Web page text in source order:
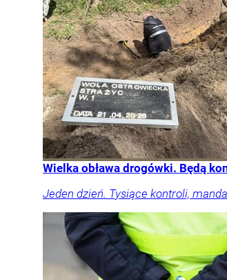
Wielka obława drogówki. Będą
Jeden dzień. Tysiące kontroli,